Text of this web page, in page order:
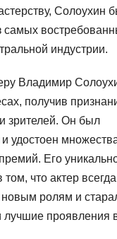
Солоухин
самых
индустрии.
Владимир
получив
и зрителей. Он был
удостоен
Его
том, что актер всегда
новым ролям и
лучшие проявления